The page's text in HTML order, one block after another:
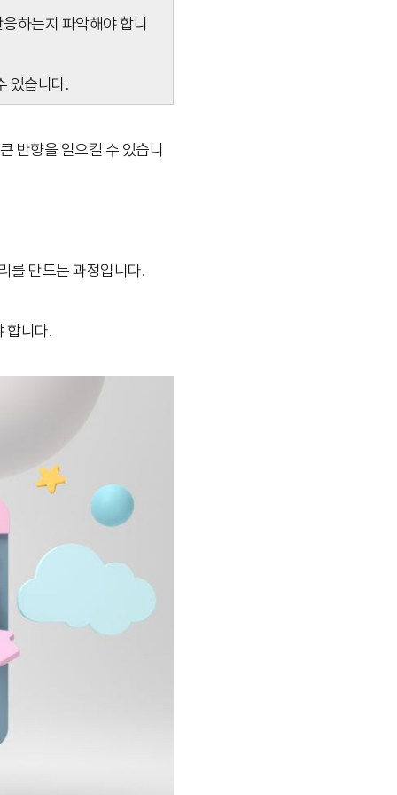
하는지 파악해야 합니
있습니다.
반향을 일으킬 수 있습니
를 만드는 과정입니다.
합니다.